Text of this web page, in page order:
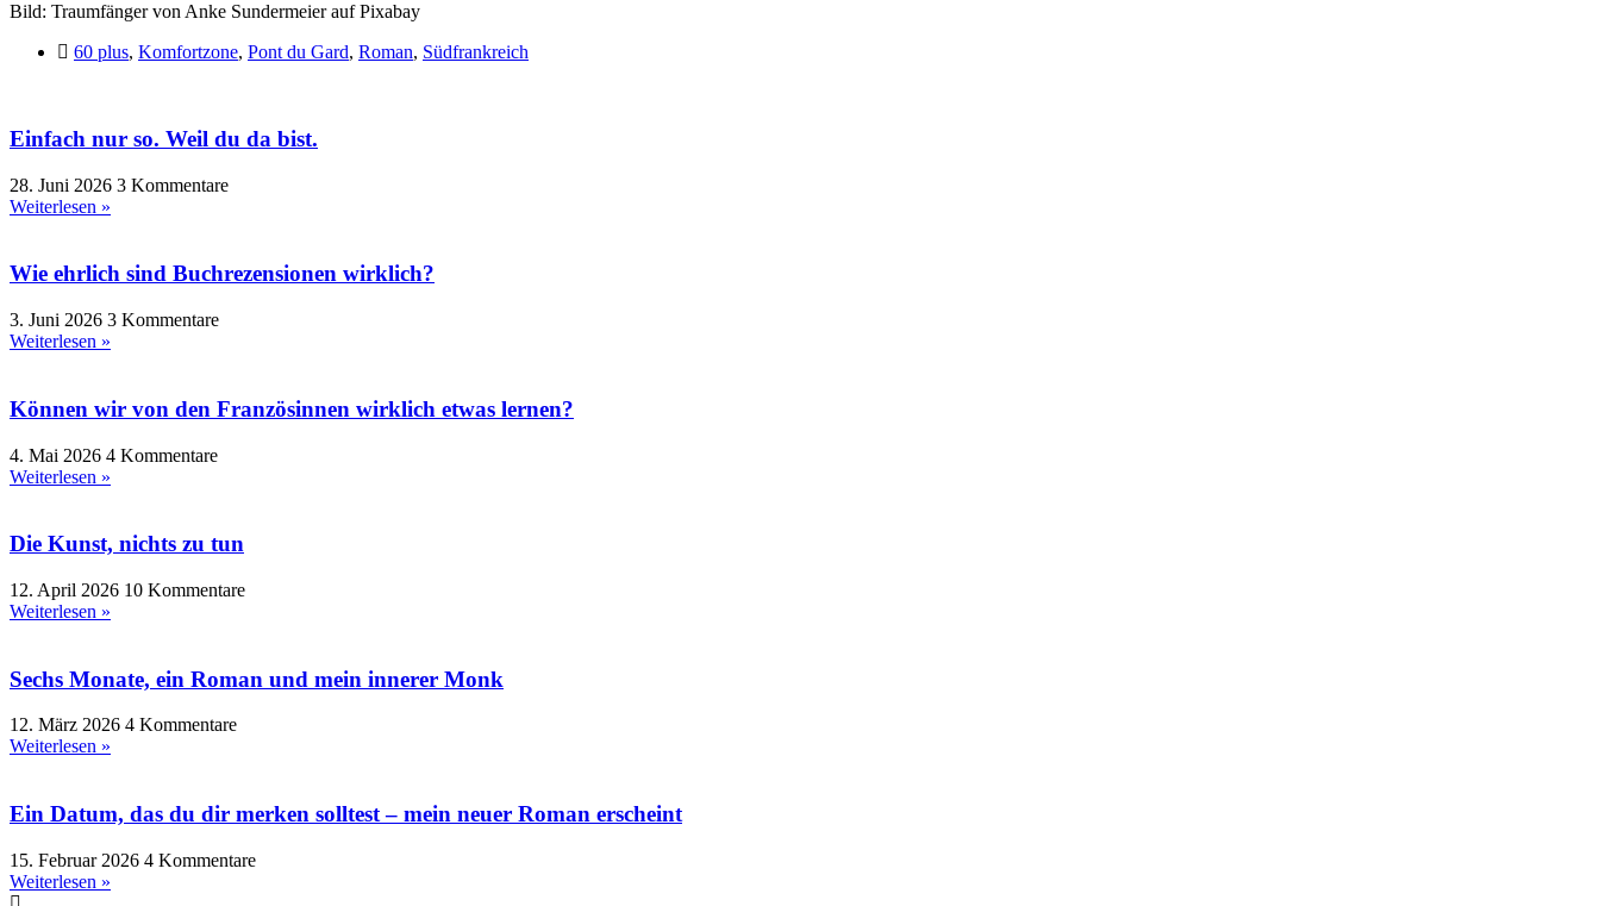
Bild: Traumfänger von Anke Sundermeier auf Pixabay
60 plus, Komfortzone, Pont du Gard, Roman, Südfrankreich
Einfach nur so. Weil du da bist.
28. Juni 2026 3 Kommentare
Weiterlesen »
Wie ehrlich sind Buchrezensionen wirklich?
3. Juni 2026 3 Kommentare
Weiterlesen »
Können wir von den Französinnen wirklich etwas lernen?
4. Mai 2026 4 Kommentare
Weiterlesen »
Die Kunst, nichts zu tun
12. April 2026 10 Kommentare
Weiterlesen »
Sechs Monate, ein Roman und mein innerer Monk
12. März 2026 4 Kommentare
Weiterlesen »
Ein Datum, das du dir merken solltest – mein neuer Roman erscheint
15. Februar 2026 4 Kommentare
Weiterlesen »